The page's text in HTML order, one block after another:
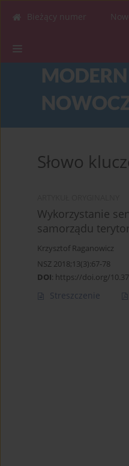
Bieżący numer
Słowo
Wykorzystanie
samorządu
Krzysztof Raganowicz
NSZ 2018;13(3):67-78
DOI: https://doi.org/
Streszczenie